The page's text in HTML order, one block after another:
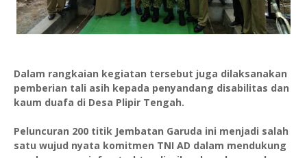
Dalam rangkaian kegiatan tersebut juga dilaksanakan
pemberian tali asih kepada penyandang disabilitas dan
kaum duafa di Desa Plipir Tengah.
Peluncuran 200 titik Jembatan Garuda ini menjadi salah
satu wujud nyata komitmen TNI AD dalam mendukung